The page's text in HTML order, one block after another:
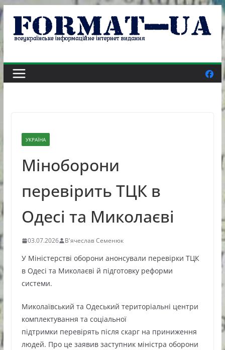
Skip
content
УКРАЇНА
Міноборони
перевірить ТЦК в
Одесі та Миколаєві
03.07.2026 В'ячеслав Семенюк
У Міністерстві оборони анонсували перевірки ТЦК
в Одесі та Миколаєві й підготовку реформи
системи.
Миколаївський та Одеський територіальні центри
комплектування та соціальної
підтримки перевірять після скарг на приниження
людей. Про це заявив заступник міністра оборони